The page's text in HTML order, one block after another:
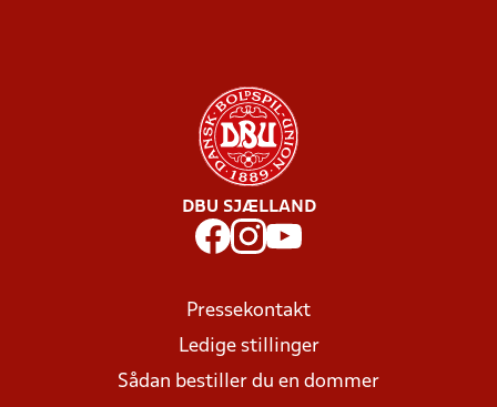
DBU SJÆLLAND
Pressekontakt
Ledige stillinger
Sådan bestiller du en dommer